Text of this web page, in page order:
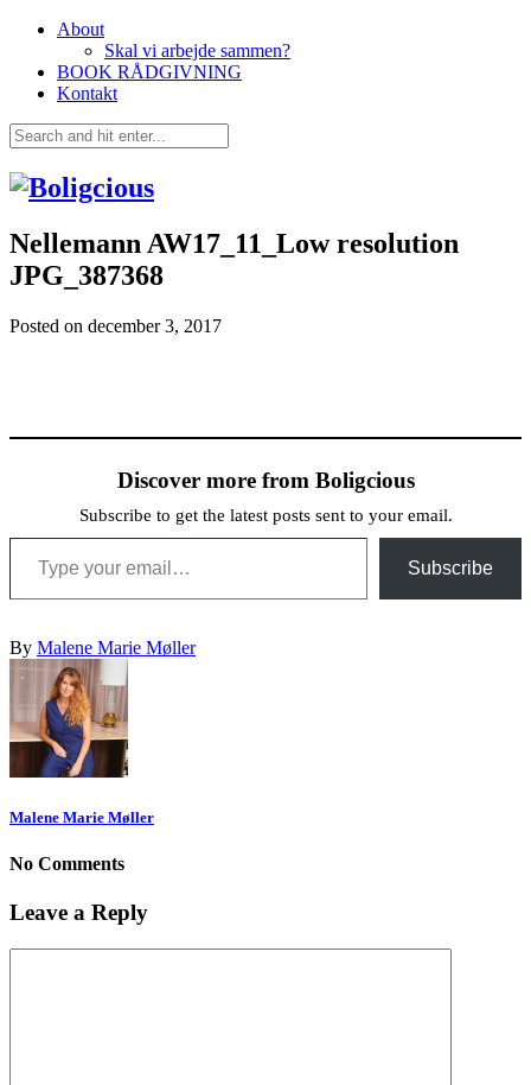
About
Skal vi arbejde sammen?
BOOK RÅDGIVNING
Kontakt
Nellemann AW17_11_Low resolution
JPG_387368
Posted on december 3, 2017
Discover more from Boligcious
Subscribe to get the latest posts sent to your email.
Type your email…
Subscribe
By Malene Marie Møller
Malene Marie Møller
No Comments
Leave a Reply